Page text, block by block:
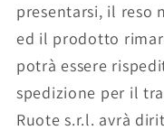
presentarsi, il reso
ed il prodotto
potrà essere
spedizione per il
Ruote s.r.l. avrà